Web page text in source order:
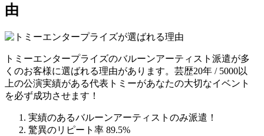
由
トミーエンタープライズのバルーンアーティスト派遣が多
くのお客様に選ばれる理由があります。芸歴20年 / 5000以
上の公演実績がある代表トミーがあなたの大切なイベント
を必ず成功させます！
実績のあるバルーンアーティストのみ派遣！
驚異のリピート率 89.5%